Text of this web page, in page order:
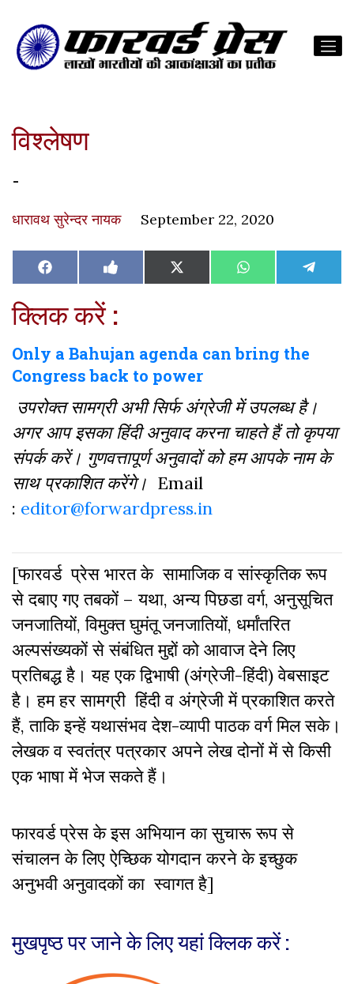
विश्लेषण
-
धारावथ सुरेन्दर नायक September 22, 2020
Share
on
Facebook Share
on
Like
on
Share
on
X
(Twitter)
Share
on
WhatsAppShare
on
क्लिक करें :
Only a Bahujan agenda can bring the
Congress back to power
उपरोक्त सामग्री अभी सिर्फ अंग्रेजी में उपलब्ध है।
अगर आप इसका हिंदी अनुवाद करना चाहते हैं तो कृपया
संपर्क करें। गुणवत्तापूर्ण अनुवादों को हम आपके नाम के
साथ प्रकाशित करेंगे। Email
: editor@forwardpress.in
[फारवर्ड प्रेस भारत के सामाजिक व सांस्कृतिक रूप
से दबाए गए तबकों – यथा, अन्य पिछडा वर्ग, अनुसूचित
जनजातियों, विमुक्त घुमंतू जनजातियों, धर्मांतरित
अल्पसंख्यकों से संबंधित मुद्दों को आवाज देने लिए
प्रतिबद्ध है। यह एक द्विभाषी (अंग्रेजी-हिंदी) वेबसाइट
है। हम हर सामग्री हिंदी व अंग्रेजी में प्रकाशित करते
हैं, ताकि इन्हें यथासंभव देश-व्यापी पाठक वर्ग मिल सके।
लेखक व स्वतंत्र पत्रकार अपने लेख दोनों में से किसी
एक भाषा में भेज सकते हैं।
फारवर्ड प्रेस के इस अभियान का सुचारू रूप से
संचालन के लिए ऐच्छिक योगदान करने के इच्छुक
अनुभवी अनुवादकों का स्वागत है]
मुखपृष्ठ पर जाने के लिए यहां क्लिक करें :